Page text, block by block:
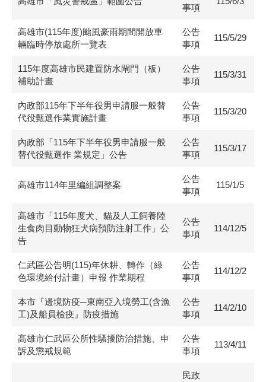
事項
高雄市(115年度)颱風豪雨期間開放車
輛臨時停放處所一覽表
公告
事項
115/5/29
115年度高雄市民建置防水閘門（板）
補助計畫
公告
事項
115/3/31
內政部115年下半年役男申請服一般替
代役甄選作業實施計畫
公告
事項
115/3/20
內政部「115年下半年役男申請服一般
替代役甄選作 業規定」公告
公告
事項
115/3/17
高雄市114年里編組調整案
公告
事項
115/1/5
高雄市「115年度犬、貓及人工飼養陸
生食肉目動物狂犬病預防注射工作」公
告
公告
事項
114/12/5
仁武區公告明(115)年休耕、轉作（綠
色環境給付計畫）申報 作業期程
公告
事項
114/12/2
本市『邊境防疫─東南亞入境勞工(含漁
工)及船員檢疫』防疫措施
公告
事項
114/2/10
高雄市仁武區公所性騷擾防治措施、申
訴及懲戒規範
公告
事項
113/4/11
民政